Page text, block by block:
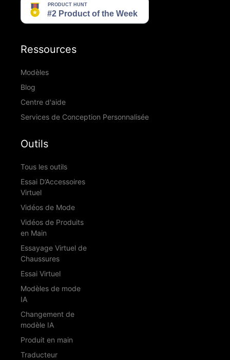
Ressources
Modèles
Blog
Centre d'aide
Services de Conception Personnalisée
Outils
Tous les outils
Essai D’Accessoires
Virtuel
Vidéos de Mode
Vidéos de Produits
en Main
Essayage Virtuel de
Chaussures
Essai Virtuel
Modèles de mode
IA
Changement de
modèle IA
Produit en main
Traducteur